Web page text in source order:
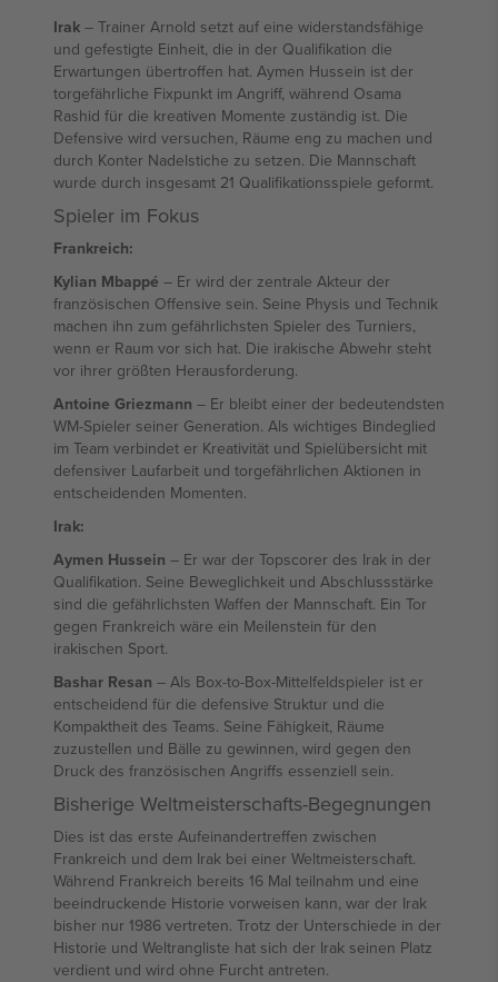
Irak – Trainer Arnold setzt auf eine widerstandsfähige
und gefestigte Einheit, die in der Qualifikation die
Erwartungen übertroffen hat. Aymen Hussein ist der
torgefährliche Fixpunkt im Angriff, während Osama
Rashid für die kreativen Momente zuständig ist. Die
Defensive wird versuchen, Räume eng zu machen und
durch Konter Nadelstiche zu setzen. Die Mannschaft
wurde durch insgesamt 21 Qualifikationsspiele geformt.
Spieler im Fokus
Frankreich:
Kylian Mbappé – Er wird der zentrale Akteur der
französischen Offensive sein. Seine Physis und Technik
machen ihn zum gefährlichsten Spieler des Turniers,
wenn er Raum vor sich hat. Die irakische Abwehr steht
vor ihrer größten Herausforderung.
Antoine Griezmann – Er bleibt einer der bedeutendsten
WM-Spieler seiner Generation. Als wichtiges Bindeglied
im Team verbindet er Kreativität und Spielübersicht mit
defensiver Laufarbeit und torgefährlichen Aktionen in
entscheidenden Momenten.
Irak:
Aymen Hussein – Er war der Topscorer des Irak in der
Qualifikation. Seine Beweglichkeit und Abschlussstärke
sind die gefährlichsten Waffen der Mannschaft. Ein Tor
gegen Frankreich wäre ein Meilenstein für den
irakischen Sport.
Bashar Resan – Als Box-to-Box-Mittelfeldspieler ist er
entscheidend für die defensive Struktur und die
Kompaktheit des Teams. Seine Fähigkeit, Räume
zuzustellen und Bälle zu gewinnen, wird gegen den
Druck des französischen Angriffs essenziell sein.
Bisherige Weltmeisterschafts-Begegnungen
Dies ist das erste Aufeinandertreffen zwischen
Frankreich und dem Irak bei einer Weltmeisterschaft.
Während Frankreich bereits 16 Mal teilnahm und eine
beeindruckende Historie vorweisen kann, war der Irak
bisher nur 1986 vertreten. Trotz der Unterschiede in der
Historie und Weltrangliste hat sich der Irak seinen Platz
verdient und wird ohne Furcht antreten.